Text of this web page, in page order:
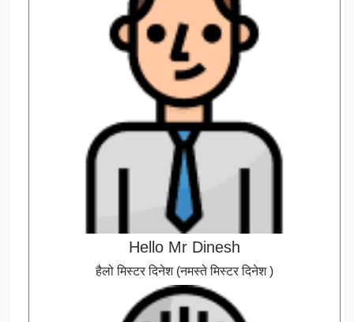
Hello Mr Dinesh
हैलो मिस्टर दिनेश (नमस्ते मिस्टर दिनेश )